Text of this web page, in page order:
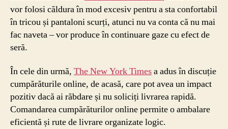
vor folosi căldura în mod excesiv pentru a sta confortabil
în tricou și pantaloni scurți, atunci nu va conta că nu mai
fac naveta – vor produce în continuare gaze cu efect de
seră.
În cele din urmă, The New York Timesa adus în discuție
cumpărăturile online, de acasă, care pot avea un impact
pozitiv dacă ai răbdare și nu soliciți livrarea rapidă.
Comandarea cumpărăturilor online permite o ambalare
eficientă și rute de livrare organizate logic.